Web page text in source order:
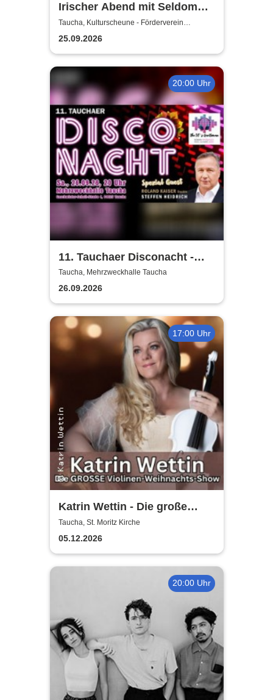
Irischer Abend mit Seldom
Sober Company | Live-Musik
& Whisky in der
Kulturscheune Taucha
Taucha, Kulturscheune - Förderverein
Rittergutschloss Taucha e.V.
25.09.2026
20:00 Uhr
11. Tauchaer Disconacht -
Herbstedition
Taucha, Mehrzweckhalle Taucha
26.09.2026
17:00 Uhr
Katrin Wettin - Die große
Violinen-Weihnachts-Show
Taucha, St. Moritz Kirche
05.12.2026
20:00 Uhr